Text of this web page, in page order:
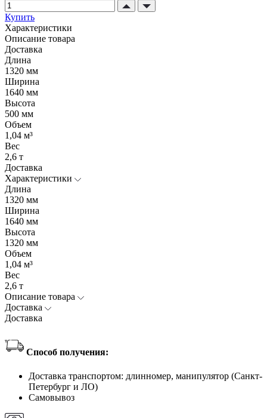
Купить
Характеристики
Описание товара
Доставка
Длина
1320 мм
Ширина
1640 мм
Высота
500 мм
Объем
1,04 м³
Вес
2,6 т
Доставка
Характеристики
Длина
1320 мм
Ширина
1640 мм
Высота
1320 мм
Объем
1,04 м³
Вес
2,6 т
Описание товара
Доставка
Доставка
Способ получения:
Доставка транспортом: длинномер, манипулятор (Санкт-
Петербург и ЛО)
Самовывоз